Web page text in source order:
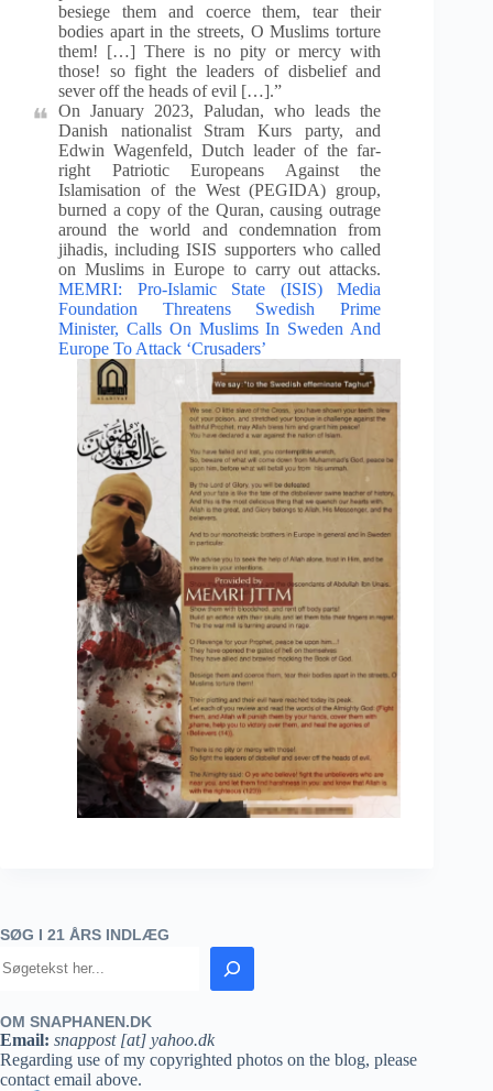
besiege them and coerce them, tear their
bodies apart in the streets, O Muslims torture
them! […] There is no pity or mercy with
those! so fight the leaders of disbelief and
sever off the heads of evil […].”
On January 2023, Paludan, who leads the
Danish nationalist Stram Kurs party, and
Edwin Wagenfeld, Dutch leader of the far-
right Patriotic Europeans Against the
Islamisation of the West (PEGIDA) group,
burned a copy of the Quran, causing outrage
around the world and condemnation from
jihadis, including ISIS supporters who called
on Muslims in Europe to carry out attacks.
MEMRI: Pro-Islamic State (ISIS) Media
Foundation Threatens Swedish Prime
Minister, Calls On Muslims In Sweden And
Europe To Attack ‘Crusaders’
SØG I 21 ÅRS INDLÆG
OM SNAPHANEN.DK
Email: snappost [at] yahoo.dk
Regarding use of my copyrighted photos on the blog, please
contact email above.